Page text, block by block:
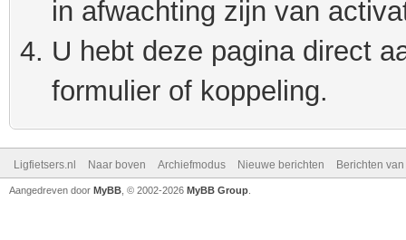
in afwachting zijn van
U hebt deze pagina direct
formulier of koppeling.
Ligfietsers.nl Naar boven Archiefmodus Nieuwe berichten Berichten
Aangedreven door MyBB , © 2002-2026 MyBB Group